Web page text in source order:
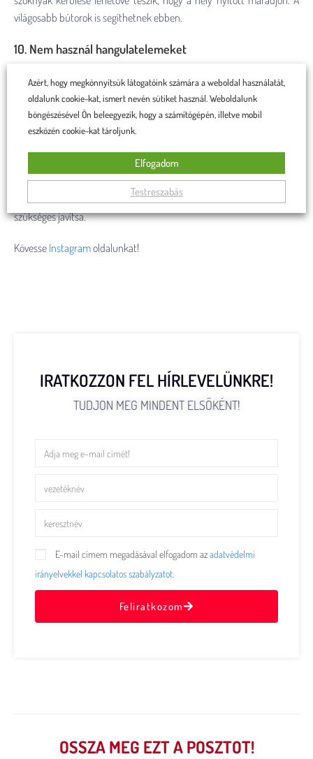
világosabb bútorok is segíthetnek ebben.
10. Nem használ hangulatelemeket
Az egyszerűség jó ötlet, de a túlságosan egyszerű is problémát
jelenthet. Takarók, függönyök és párnák kis mennyiségben adhatók
hozzá a térhez, hogy a hely nagyszerű legyen.
megfelelő trükkök segítségével a legtöbbet hozzuk ki belőlük. Ha attól
tart, hogy kis nappalija nem működik jól, vagy hibát követ el a nappali
berendezésekor, ellenőrizze ezeket a gyakori problémákat és, ha
szükséges javítsa.
Kövesse Instagramoldalunkat!
IRATKOZZON FEL HÍRLEVELÜNKRE!
TUDJON MEG MINDENT ELSŐKÉNT!
E-mail címem megadásával elfogadom azadatvédelmi
irányelvekkel kapcsolatos szabályzatot.
Feliratkozom
OSSZA MEG EZT A POSZTOT!
Azért, hogy megkönnyítsük látogatóink számára a weboldal használatát,
oldalunk cookie-kat, ismert nevén sütiket használ. Weboldalunk
böngészésével Ön beleegyezik, hogy a számítógépén, illetve mobil
eszközén cookie-kat tároljunk.
Testreszabás
Elfogadom